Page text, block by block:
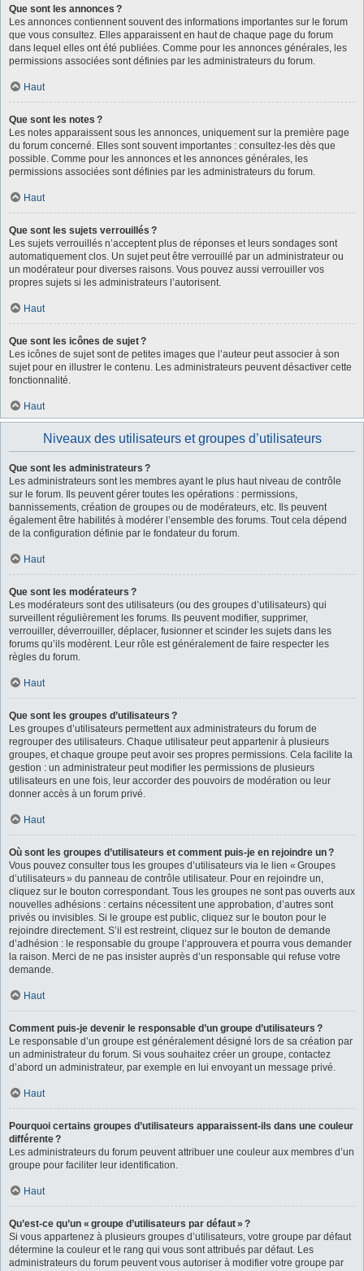
Que sont les annonces ?
Les annonces contiennent souvent des informations importantes sur le forum
que vous consultez. Elles apparaissent en haut de chaque page du forum
dans lequel elles ont été publiées. Comme pour les annonces générales, les
permissions associées sont définies par les administrateurs du forum.
Haut
Que sont les notes ?
Les notes apparaissent sous les annonces, uniquement sur la première page
du forum concerné. Elles sont souvent importantes : consultez-les dès que
possible. Comme pour les annonces et les annonces générales, les
permissions associées sont définies par les administrateurs du forum.
Haut
Que sont les sujets verrouillés ?
Les sujets verrouillés n’acceptent plus de réponses et leurs sondages sont
automatiquement clos. Un sujet peut être verrouillé par un administrateur ou
un modérateur pour diverses raisons. Vous pouvez aussi verrouiller vos
propres sujets si les administrateurs l’autorisent.
Haut
Que sont les icônes de sujet ?
Les icônes de sujet sont de petites images que l’auteur peut associer à son
sujet pour en illustrer le contenu. Les administrateurs peuvent désactiver cette
fonctionnalité.
Haut
Niveaux des utilisateurs et groupes d’utilisateurs
Que sont les administrateurs ?
Les administrateurs sont les membres ayant le plus haut niveau de contrôle
sur le forum. Ils peuvent gérer toutes les opérations : permissions,
bannissements, création de groupes ou de modérateurs, etc. Ils peuvent
également être habilités à modérer l’ensemble des forums. Tout cela dépend
de la configuration définie par le fondateur du forum.
Haut
Que sont les modérateurs ?
Les modérateurs sont des utilisateurs (ou des groupes d’utilisateurs) qui
surveillent régulièrement les forums. Ils peuvent modifier, supprimer,
verrouiller, déverrouiller, déplacer, fusionner et scinder les sujets dans les
forums qu’ils modèrent. Leur rôle est généralement de faire respecter les
règles du forum.
Haut
Que sont les groupes d’utilisateurs ?
Les groupes d’utilisateurs permettent aux administrateurs du forum de
regrouper des utilisateurs. Chaque utilisateur peut appartenir à plusieurs
groupes, et chaque groupe peut avoir ses propres permissions. Cela facilite la
gestion : un administrateur peut modifier les permissions de plusieurs
utilisateurs en une fois, leur accorder des pouvoirs de modération ou leur
donner accès à un forum privé.
Haut
Où sont les groupes d’utilisateurs et comment puis-je en rejoindre un ?
Vous pouvez consulter tous les groupes d’utilisateurs via le lien « Groupes
d’utilisateurs » du panneau de contrôle utilisateur. Pour en rejoindre un,
cliquez sur le bouton correspondant. Tous les groupes ne sont pas ouverts aux
nouvelles adhésions : certains nécessitent une approbation, d’autres sont
privés ou invisibles. Si le groupe est public, cliquez sur le bouton pour le
rejoindre directement. S’il est restreint, cliquez sur le bouton de demande
d’adhésion : le responsable du groupe l’approuvera et pourra vous demander
la raison. Merci de ne pas insister auprès d’un responsable qui refuse votre
demande.
Haut
Comment puis-je devenir le responsable d’un groupe d’utilisateurs ?
Le responsable d’un groupe est généralement désigné lors de sa création par
un administrateur du forum. Si vous souhaitez créer un groupe, contactez
d’abord un administrateur, par exemple en lui envoyant un message privé.
Haut
Pourquoi certains groupes d’utilisateurs apparaissent-ils dans une couleur
différente ?
Les administrateurs du forum peuvent attribuer une couleur aux membres d’un
groupe pour faciliter leur identification.
Haut
Qu’est-ce qu’un « groupe d’utilisateurs par défaut » ?
Si vous appartenez à plusieurs groupes d’utilisateurs, votre groupe par défaut
détermine la couleur et le rang qui vous sont attribués par défaut. Les
administrateurs du forum peuvent vous autoriser à modifier votre groupe par